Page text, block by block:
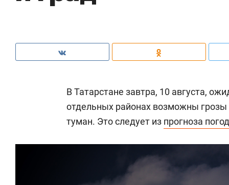
В Татарстане завтра, 10 августа,
отдельных районах возможны
туман. Это следует из прогноза